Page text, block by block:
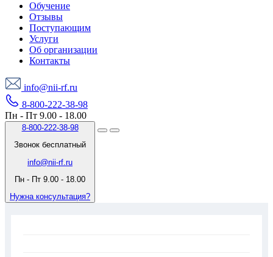
Обучение
Отзывы
Поступающим
Услуги
Об организации
Контакты
info@nii-rf.ru
8-800-222-38-98
Пн - Пт 9.00 - 18.00
8-800-222-38-98
Звонок бесплатный
info@nii-rf.ru
Пн - Пт 9.00 - 18.00
Нужна консультация?